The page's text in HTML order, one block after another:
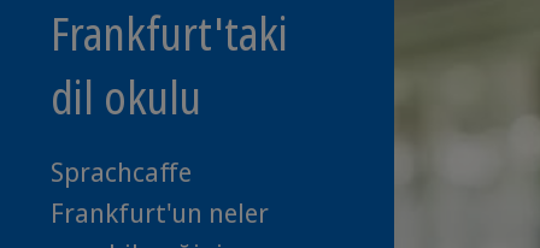
Frankfurt'taki
dil okulu
Sprachcaffe
Frankfurt'un neler